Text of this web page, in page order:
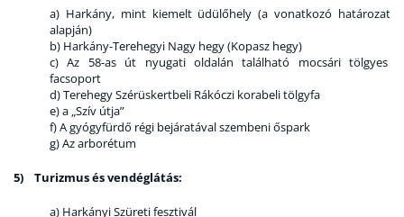
a) Harkány, mint kiemelt üdülőhely (a vonatkozó határozat
alapján)
b) Harkány-Terehegyi Nagy hegy (Kopasz hegy)
c) Az 58-as út nyugati oldalán található mocsári tölgyes
facsoport
d) Terehegy Szérüskertbeli Rákóczi korabeli tölgyfa
e) a „Szív útja”
f) A gyógyfürdő régi bejáratával szembeni őspark
g) Az arborétum
5) Turizmus és vendéglátás:
a) Harkányi Szüreti fesztivál